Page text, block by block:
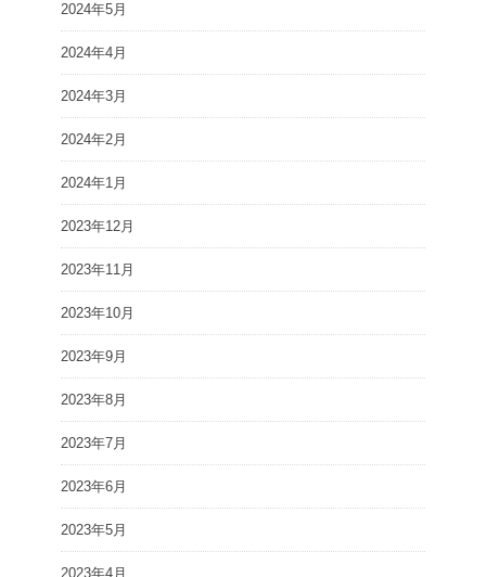
2024年5月
2024年4月
2024年3月
2024年2月
2024年1月
2023年12月
2023年11月
2023年10月
2023年9月
2023年8月
2023年7月
2023年6月
2023年5月
2023年4月